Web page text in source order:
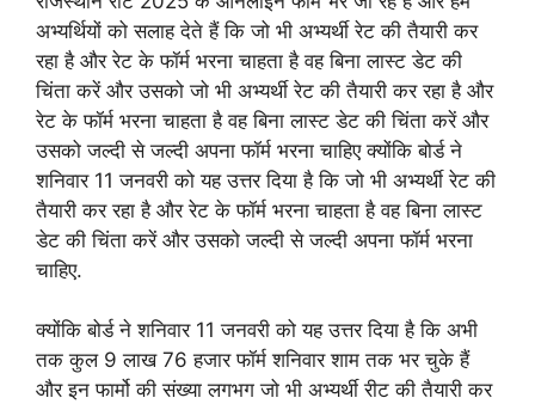
अभ्यर्थियों को सलाह देते हैं कि जो भी अभ्यर्थी रेट की तैयारी कर
रहा है और रेट के फॉर्म भरना चाहता है वह बिना लास्ट डेट की
चिंता करें और उसको जो भी अभ्यर्थी रेट की तैयारी कर रहा है और
रेट के फॉर्म भरना चाहता है वह बिना लास्ट डेट की चिंता करें और
उसको जल्दी से जल्दी अपना फॉर्म भरना चाहिए क्योंकि बोर्ड ने
शनिवार 11 जनवरी को यह उत्तर दिया है कि जो भी अभ्यर्थी रेट की
तैयारी कर रहा है और रेट के फॉर्म भरना चाहता है वह बिना लास्ट
डेट की चिंता करें और उसको जल्दी से जल्दी अपना फॉर्म भरना
चाहिए.
क्योंकि बोर्ड ने शनिवार 11 जनवरी को यह उत्तर दिया है कि अभी
तक कुल 9 लाख 76 हजार फॉर्म शनिवार शाम तक भर चुके हैं
और इन फार्मो की संख्या लगभग जो भी अभ्यर्थी रीट की तैयारी कर